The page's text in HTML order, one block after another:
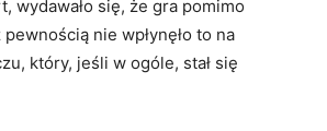
wydawało się, że gra pomimo
nie wpłynęło to na
który, jeśli w ogóle, stał się